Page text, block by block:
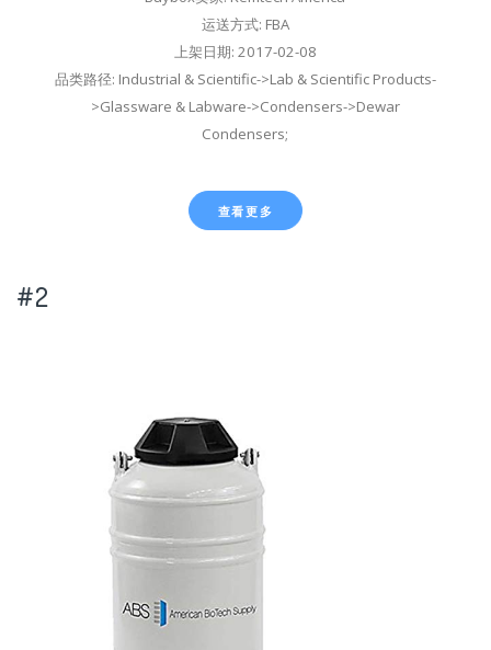
运送方式: FBA
上架日期: 2017-02-08
品类路径: Industrial & Scientific->Lab & Scientific Products-
>Glassware & Labware->Condensers->Dewar
Condensers;
查看更多
#2